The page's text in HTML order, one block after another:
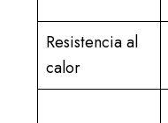
Resistencia al
calor